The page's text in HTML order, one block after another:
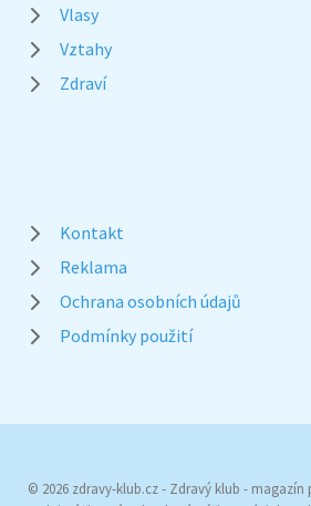
Vlasy
Vztahy
Zdraví
Kontakt
Reklama
Ochrana osobních údajů
Podmínky použití
© 2026 zdravy-klub.cz - Zdravý klub - magazín